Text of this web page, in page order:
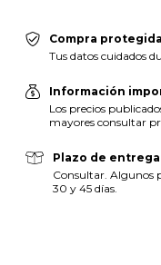
Compra protegida
Tus datos cuidados
Información
Los precios
mayores consultar
Plazo de
Consultar. Algunos
30 y 45 días.